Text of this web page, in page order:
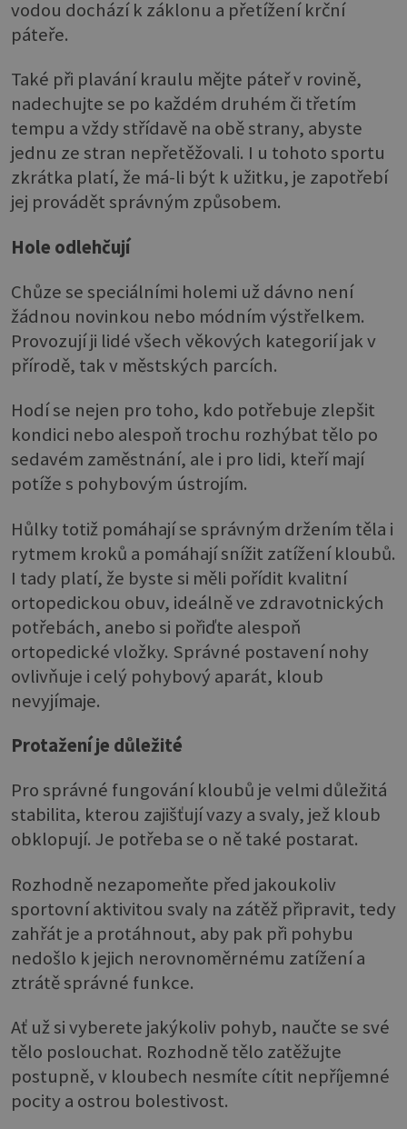
vodou dochází k záklonu a přetížení krční
páteře.
Také při plavání kraulu mějte páteř v rovině,
nadechujte se po každém druhém či třetím
tempu a vždy střídavě na obě strany, abyste
jednu ze stran nepřetěžovali. I u tohoto sportu
zkrátka platí, že má-li být k užitku, je zapotřebí
jej provádět správným způsobem.
Hole odlehčují
Chůze se speciálními holemi už dávno není
žádnou novinkou nebo módním výstřelkem.
Provozují ji lidé všech věkových kategorií jak v
přírodě, tak v městských parcích.
Hodí se nejen pro toho, kdo potřebuje zlepšit
kondici nebo alespoň trochu rozhýbat tělo po
sedavém zaměstnání, ale i pro lidi, kteří mají
potíže s pohybovým ústrojím.
Hůlky totiž pomáhají se správným držením těla i
rytmem kroků a pomáhají snížit zatížení kloubů.
I tady platí, že byste si měli pořídit kvalitní
ortopedickou obuv, ideálně ve zdravotnických
potřebách, anebo si pořiďte alespoň
ortopedické vložky. Správné postavení nohy
ovlivňuje i celý pohybový aparát, kloub
nevyjímaje.
Protažení je důležité
Pro správné fungování kloubů je velmi důležitá
stabilita, kterou zajišťují vazy a svaly, jež kloub
obklopují. Je potřeba se o ně také postarat.
Rozhodně nezapomeňte před jakoukoliv
sportovní aktivitou svaly na zátěž připravit, tedy
zahřát je a protáhnout, aby pak při pohybu
nedošlo k jejich nerovnoměrnému zatížení a
ztrátě správné funkce.
Ať už si vyberete jakýkoliv pohyb, naučte se své
tělo poslouchat. Rozhodně tělo zatěžujte
postupně, v kloubech nesmíte cítit nepříjemné
pocity a ostrou bolestivost.